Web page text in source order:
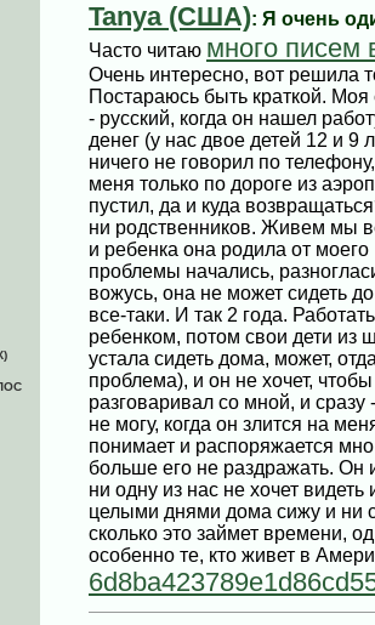
Tanya (США): Я очень
Часто читаю много
Очень интересно, вот решила
Постараюсь быть краткой.
- русский, когда он нашел
денег (у нас двое детей 12 и
ничего не говорил по
меня только по дороге из
пустил, да и куда
ни родственников. Живем мы
и ребенка она родила от
проблемы начались,
вожусь, она не может сидеть
все-таки. И так 2 года.
ребенком, потом свои дети из
устала сидеть дома, может,
проблема), и он не хочет,
разговаривал со мной, и
не могу, когда он злится на
понимает и распоряжается
больше его не раздражать. Он
ни одну из нас не хочет
целыми днями дома сижу и ни
сколько это займет времени,
особенно те, кто живет в